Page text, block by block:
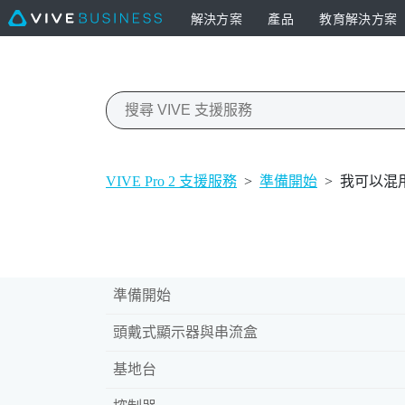
解決方案 產品 教育解決方案
VIVE Pro 2 支援服務 > 準備開始 > 我可以混
準備開始
頭戴式顯示器與串流盒
基地台